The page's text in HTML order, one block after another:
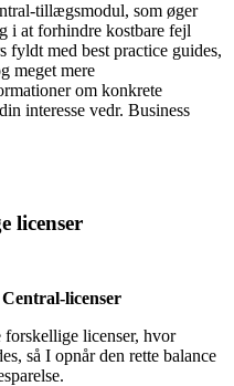
tillægsmodul, som øger
i at forhindre kostbare fejl
fyldt med best practice guides,
meget mere
om konkrete
interesse vedr. Business
licenser
licenser
licenser, hvor
så I opnår den rette balance